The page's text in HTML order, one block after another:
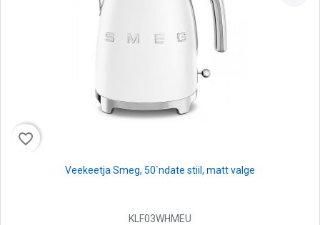
favorite_border
Veekeetja Smeg, 50`ndate stiil, matt valge
KLF03WHMEU